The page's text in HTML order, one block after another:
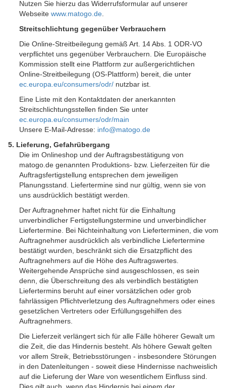
Nutzen Sie hierzu das Widerrufsformular auf unserer
Webseitewww.matogo.de.
Streitschlichtung gegenüber Verbrauchern
Die Online-Streitbeilegung gemäß Art. 14 Abs. 1 ODR-VO
verpflichtet uns gegenüber Verbrauchern. Die Europäische
Kommission stellt eine Plattform zur außergerichtlichen
Online-Streitbeilegung (OS-Plattform) bereit, die unter
ec.europa.eu/consumers/odr/ nutzbar ist.
Eine Liste mit den Kontaktdaten der anerkannten
Streitschlichtungsstellen finden Sie unter
ec.europa.eu/consumers/odr/main
Unsere E-Mail-Adresse: info@matogo.de
5. Lieferung, Gefahrübergang
Die im Onlineshop und der Auftragsbestätigung von
matogo.de genannten Produktions- bzw. Lieferzeiten für die
Auftragsfertigstellung entsprechen dem jeweiligen
Planungsstand. Liefertermine sind nur gültig, wenn sie von
uns ausdrücklich bestätigt werden.
Der Auftragnehmer haftet nicht für die Einhaltung
unverbindlicher Fertigstellungstermine und unverbindlicher
Liefertermine. Bei Nichteinhaltung von Lieferterminen, die vom
Auftragnehmer ausdrücklich als verbindliche Liefertermine
bestätigt wurden, beschränkt sich die Ersatzpflicht des
Auftragnehmers auf die Höhe des Auftragswertes.
Weitergehende Ansprüche sind ausgeschlossen, es sein
denn, die Überschreitung des als verbindlich bestätigten
Liefertermins beruht auf einer vorsätzlichen oder grob
fahrlässigen Pflichtverletzung des Auftragnehmers oder eines
gesetzlichen Vertreters oder Erfüllungsgehilfen des
Auftragnehmers.
Die Lieferzeit verlängert sich für alle Fälle höherer Gewalt um
die Zeit, die das Hindernis besteht. Als höhere Gewalt gelten
vor allem Streik, Betriebsstörungen - insbesondere Störungen
in den Datenleitungen - soweit diese Hindernisse nachweislich
auf die Lieferung der Ware von wesentlichem Einfluss sind.